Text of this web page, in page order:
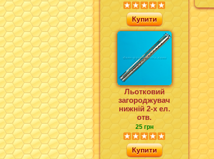
Купити
Льотковий
загороджувач
нижній 2-х ел.
отв.
25 грн
Купити